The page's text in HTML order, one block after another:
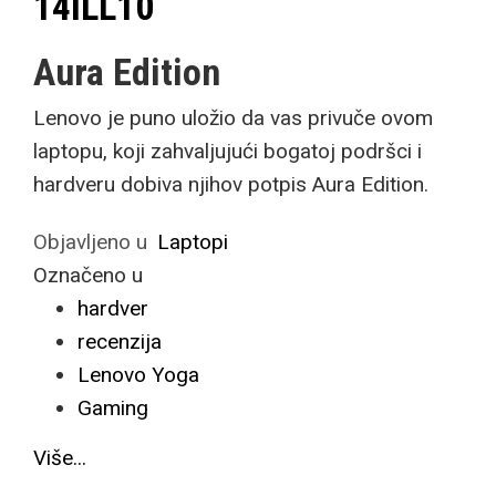
Aura Edition
Lenovo je puno uložio da vas privuče ovom
laptopu, koji zahvaljujući bogatoj podršci i
hardveru dobiva njihov potpis Aura Edition.
Objavljeno u Laptopi
Označeno u
hardver
recenzija
Lenovo Yoga
Gaming
Više...